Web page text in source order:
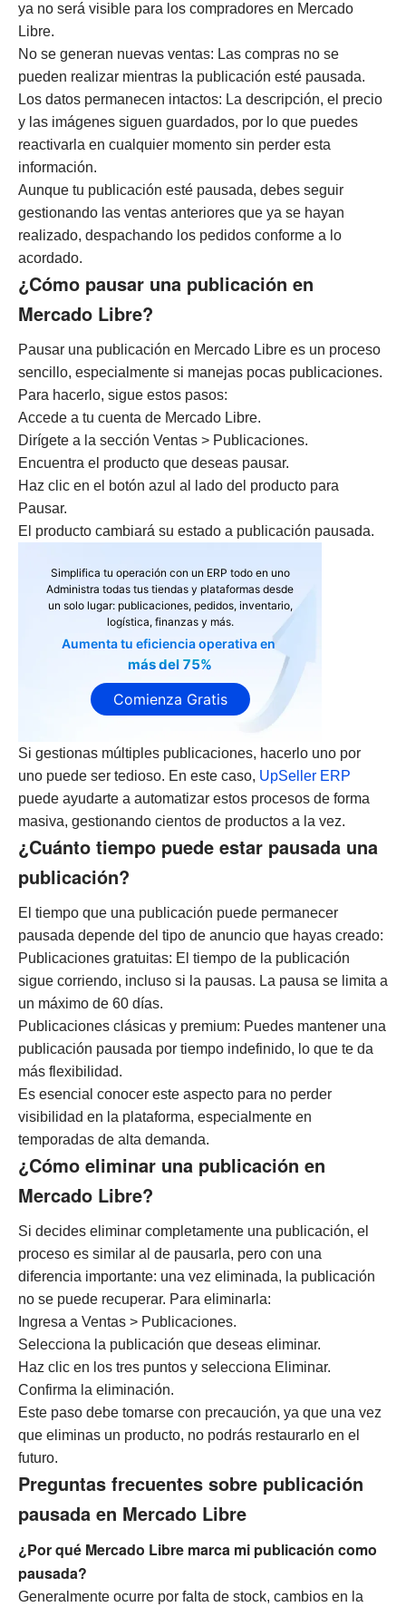
ya no será visible para los compradores en Mercado
Libre.
No se generan nuevas ventas: Las compras no se
pueden realizar mientras la publicación esté pausada.
Los datos permanecen intactos: La descripción, el precio
y las imágenes siguen guardados, por lo que puedes
reactivarla en cualquier momento sin perder esta
información.
Aunque tu publicación esté pausada, debes seguir
gestionando las ventas anteriores que ya se hayan
realizado, despachando los pedidos conforme a lo
acordado.
¿Cómo pausar una publicación en
Mercado Libre?
Pausar una publicación en Mercado Libre es un proceso
sencillo, especialmente si manejas pocas publicaciones.
Para hacerlo, sigue estos pasos:
Accede a tu cuenta de Mercado Libre.
Dirígete a la sección Ventas > Publicaciones.
Encuentra el producto que deseas pausar.
Haz clic en el botón azul al lado del producto para
Pausar.
El producto cambiará su estado a publicación pausada.
Simplifica tu operación con un ERP todo en uno
Administra todas tus tiendas y plataformas desde
un solo lugar: publicaciones, pedidos, inventario,
logística, finanzas y más.
Aumenta tu eficiencia operativa en
más del 75%
Comienza Gratis
Si gestionas múltiples publicaciones, hacerlo uno por
uno puede ser tedioso. En este caso, UpSeller ERP
puede ayudarte a automatizar estos procesos de forma
masiva, gestionando cientos de productos a la vez.
¿Cuánto tiempo puede estar pausada una
publicación?
El tiempo que una publicación puede permanecer
pausada depende del tipo de anuncio que hayas creado:
Publicaciones gratuitas: El tiempo de la publicación
sigue corriendo, incluso si la pausas. La pausa se limita a
un máximo de 60 días.
Publicaciones clásicas y premium: Puedes mantener una
publicación pausada por tiempo indefinido, lo que te da
más flexibilidad.
Es esencial conocer este aspecto para no perder
visibilidad en la plataforma, especialmente en
temporadas de alta demanda.
¿Cómo eliminar una publicación en
Mercado Libre?
Si decides eliminar completamente una publicación, el
proceso es similar al de pausarla, pero con una
diferencia importante: una vez eliminada, la publicación
no se puede recuperar. Para eliminarla:
Ingresa a Ventas > Publicaciones.
Selecciona la publicación que deseas eliminar.
Haz clic en los tres puntos y selecciona Eliminar.
Confirma la eliminación.
Este paso debe tomarse con precaución, ya que una vez
que eliminas un producto, no podrás restaurarlo en el
futuro.
Preguntas frecuentes sobre publicación
pausada en Mercado Libre
¿Por qué Mercado Libre marca mi publicación como
pausada?
Generalmente ocurre por falta de stock, cambios en la